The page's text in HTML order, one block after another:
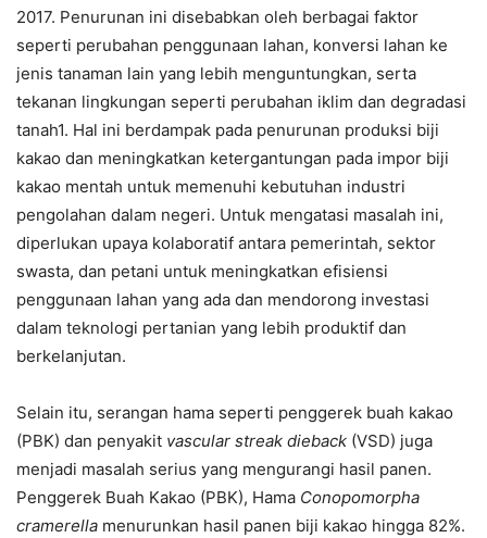
2017. Penurunan ini disebabkan oleh berbagai faktor
seperti perubahan penggunaan lahan, konversi lahan ke
jenis tanaman lain yang lebih menguntungkan, serta
tekanan lingkungan seperti perubahan iklim dan degradasi
tanah1. Hal ini berdampak pada penurunan produksi biji
kakao dan meningkatkan ketergantungan pada impor biji
kakao mentah untuk memenuhi kebutuhan industri
pengolahan dalam negeri. Untuk mengatasi masalah ini,
diperlukan upaya kolaboratif antara pemerintah, sektor
swasta, dan petani untuk meningkatkan efisiensi
penggunaan lahan yang ada dan mendorong investasi
dalam teknologi pertanian yang lebih produktif dan
berkelanjutan.
Selain itu, serangan hama seperti penggerek buah kakao
(PBK) dan penyakit vascular streak dieback (VSD) juga
menjadi masalah serius yang mengurangi hasil panen.
Penggerek Buah Kakao (PBK), Hama Conopomorpha
cramerella menurunkan hasil panen biji kakao hingga 82%.